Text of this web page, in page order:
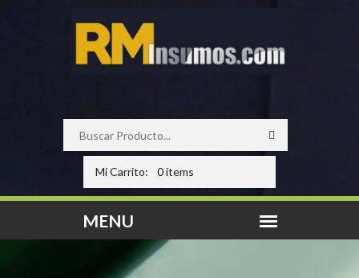
Mi Carrito: 0 items